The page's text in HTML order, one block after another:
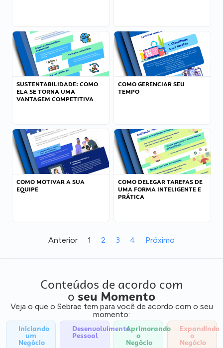
SUSTENTABILIDADE: COMO
ELA SE TORNA UMA
VANTAGEM COMPETITIVA
COMO GERENCIAR SEU
TEMPO
COMO MOTIVAR A SUA
EQUIPE
COMO DELEGAR TAREFAS DE
UMA FORMA INTELIGENTE E
PRÁTICA
Anterior 1 2 3 4 Próximo
Conteúdos de acordo com
o seu Momento
Veja o que o Sebrae tem para você de acordo com o seu
momento:
Iniciando
um
Negócio
Desenvolvimento
Pessoal
Aprimorando
o
Negócio
Expandindo
o
Negócio